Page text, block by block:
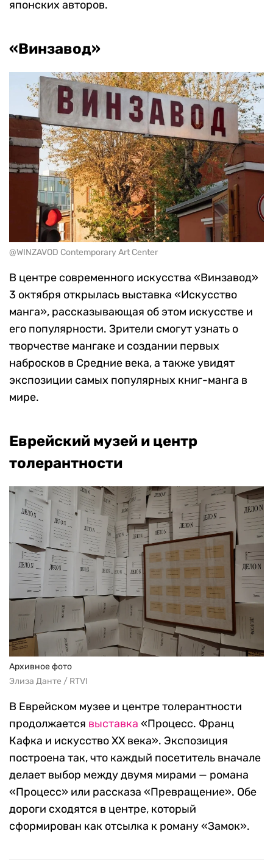
японских авторов.
«Винзавод»
@WINZAVOD Contemporary Art Center
В центре современного искусства «Винзавод»
3 октября открылась выставка «Искусство
манга», рассказывающая об этом искусстве и
его популярности. Зрители смогут узнать о
творчестве мангаке и создании первых
набросков в Средние века, а также увидят
экспозиции самых популярных книг-манга в
мире.
Еврейский музей и центр
толерантности
Архивное фото
Элиза Данте / RTVI
В Еврейском музее и центре толерантности
продолжается выставка «Процесс. Франц
Кафка и искусство XX века». Экспозиция
построена так, что каждый посетитель вначале
делает выбор между двумя мирами — романа
«Процесс» или рассказа «Превращение». Обе
дороги сходятся в центре, который
сформирован как отсылка к роману «Замок».